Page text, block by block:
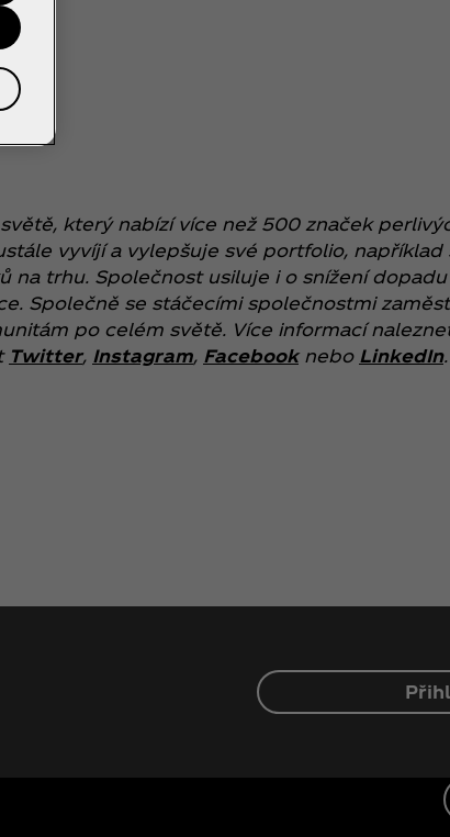
který nabízí více než 500 značek
vyvíjí a vylepšuje své portfolio, například
trhu. Společnost usiluje i o snížení
Společně se stáčecími společnostmi
po celém světě. Více informací
Twitter, Instagram, Facebooknebo LinkedIn.